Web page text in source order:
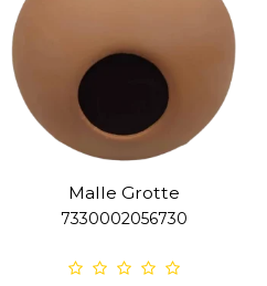
Malle Grotte
7330002056730